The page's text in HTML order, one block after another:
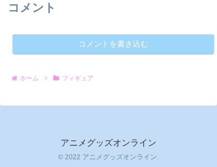
コメント
コメントを書き込む
ホーム フィギュア
アニメグッズオンライン
© 2022 アニメグッズオンライン.